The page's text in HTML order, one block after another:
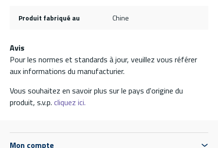
Produit fabriqué au Chine
Avis
Pour les normes et standards à jour, veuillez vous référer
aux informations du manufacturier.
Vous souhaitez en savoir plus sur le pays d'origine du
produit, s.v.p. cliquez ici.
Mon compte